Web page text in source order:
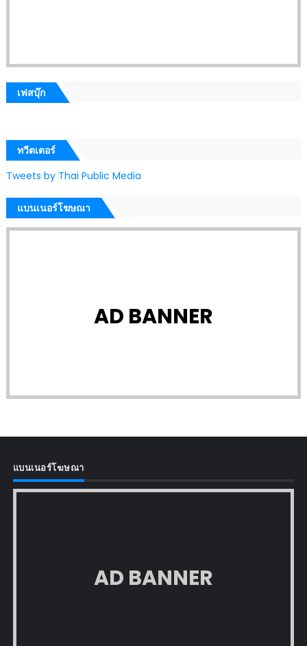
เฟสบุ๊ก
ทวีตเตอร์
Tweets by Thai Public Media
แบนเนอร์โฆษณา
AD BANNER
แบนเนอร์โฆษณา
AD BANNER